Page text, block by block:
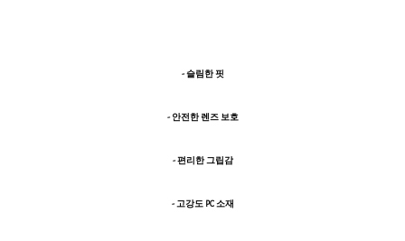
- 슬림한 핏
- 안전한 렌즈 보호
- 편리한 그립감
- 고강도 PC 소재